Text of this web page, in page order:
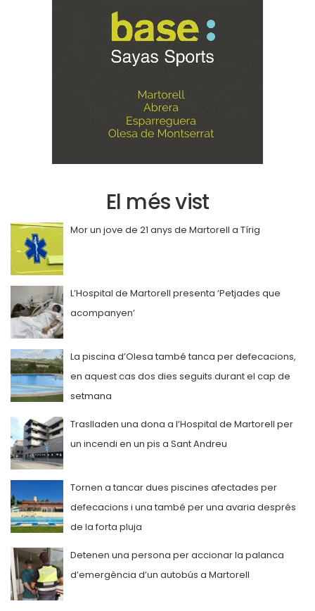
El més vist
Mor un jove de 21 anys de Martorell a Tírig
L’Hospital de Martorell presenta ‘Petjades que
acompanyen’
La piscina d’Olesa també tanca per defecacions,
en aquest cas dos dies seguits durant el cap de
setmana
Traslladen una dona a l’Hospital de Martorell per
un incendi en un pis a Sant Andreu
Tornen a tancar dues piscines afectades per
defecacions i una també per una avaria després
de la forta pluja
Detenen una persona per accionar la palanca
d’emergència d’un autobús a Martorell